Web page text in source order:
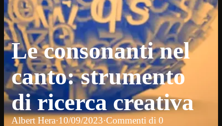
Le consonanti nel
canto: strumento
di ricerca creativa
Albert Hera·10/09/2023·Commenti di 0